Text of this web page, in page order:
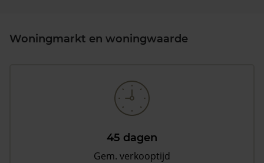
Woningmarkt en woningwaarde
45 dagen
Gem. verkooptijd